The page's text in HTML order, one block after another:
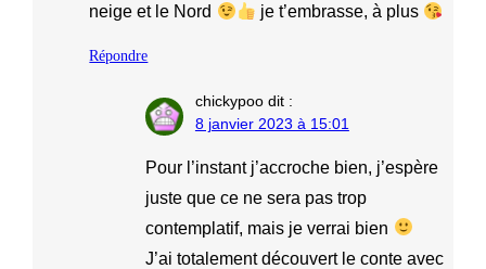
neige et le Nord
je t’embrasse, à plus
Répondre
chickypoo dit :
8 janvier 2023 à 15:01
Pour l’instant j’accroche bien, j’espère
juste que ce ne sera pas trop
contemplatif, mais je verrai bien
J’ai totalement découvert le conte avec